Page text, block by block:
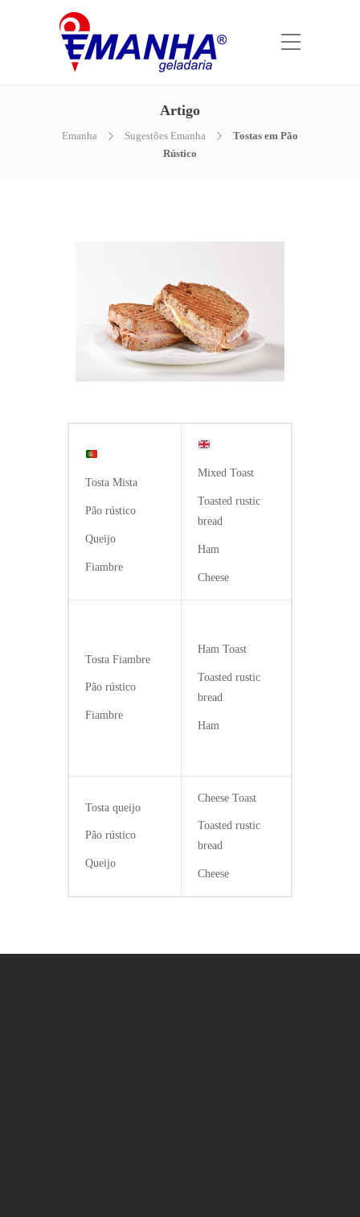
Artigo
Emanha Sugestões Emanha
Tostas em Pão
Rústico
Tosta Mista
Pão rústico
Queijo
Fiambre
Mixed Toast
Toasted rustic
bread
Ham
Cheese
Tosta Fiambre
Pão rústico
Fiambre
Ham Toast
Toasted rustic
bread
Ham
Tosta queijo
Pão rústico
Queijo
Cheese Toast
Toasted rustic
bread
Cheese